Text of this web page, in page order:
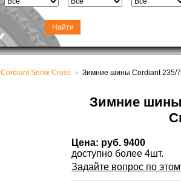
Cordiant Snow Cross Зимние шины Cordiant 235/
Зимние шины
Цена: руб. 9400
доступно более 4шт.
Задайте вопрос по